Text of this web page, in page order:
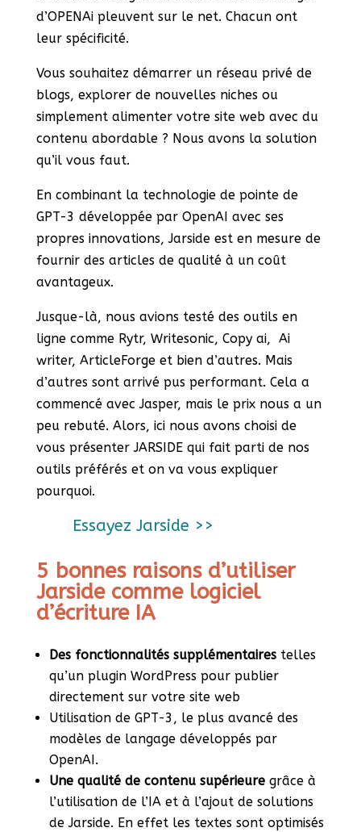
d’OPENAi pleuvent sur le net. Chacun ont
leur spécificité.
Vous souhaitez démarrer un réseau privé de
blogs, explorer de nouvelles niches ou
simplement alimenter votre site web avec du
contenu abordable ? Nous avons la solution
qu’il vous faut.
En combinant la technologie de pointe de
GPT-3 développée par OpenAI avec ses
propres innovations, Jarside est en mesure de
fournir des articles de qualité à un coût
avantageux.
Jusque-là, nous avions testé des outils en
ligne comme Rytr, Writesonic, Copy ai, Ai
writer, ArticleForge et bien d’autres. Mais
d’autres sont arrivé pus performant. Cela a
commencé avec Jasper, mais le prix nous a un
peu rebuté. Alors, ici nous avons choisi de
vous présenter JARSIDE qui fait parti de nos
outils préférés et on va vous expliquer
pourquoi.
Essayez Jarside >>
5 bonnes raisons d’utiliser
Jarside comme logiciel
d’écriture IA
Des fonctionnalités supplémentairestelles
qu’un plugin WordPress pour publier
directement sur votre site web
Utilisation de GPT-3, le plus avancé des
modèles de langage développés par
OpenAI.
Une qualité de contenu supérieuregrâce à
l’utilisation de l’IA et à l’ajout de solutions
de Jarside. En effet les textes sont optimisés